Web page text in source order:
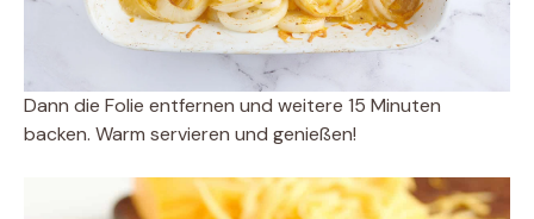
Dann die Folie entfernen und weitere 15 Minuten
backen. Warm servieren und genießen!